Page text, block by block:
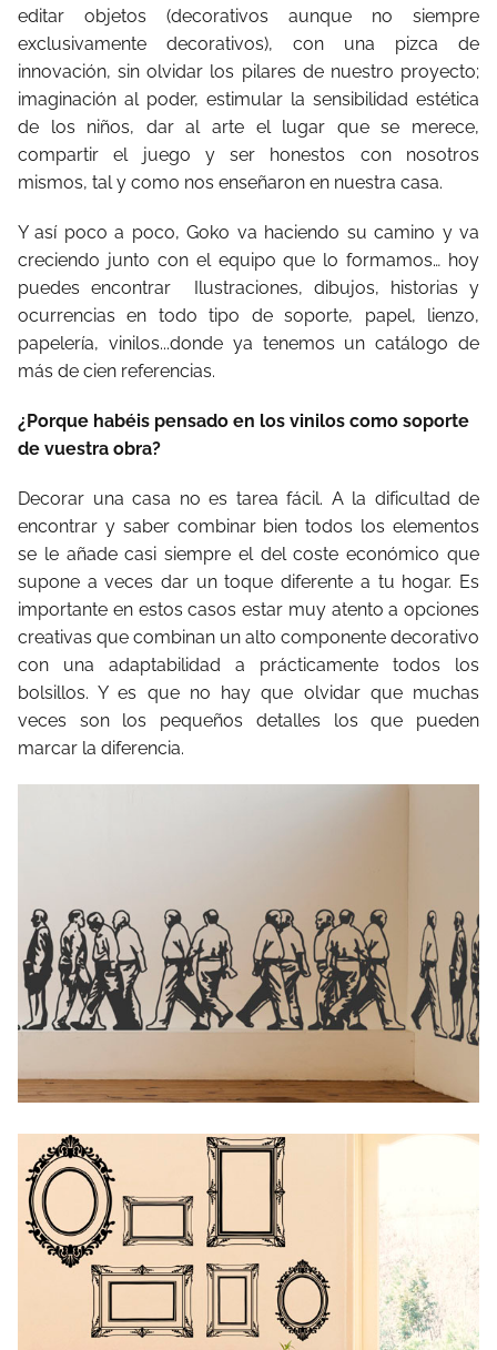
editar objetos (decorativos aunque no siempre
exclusivamente decorativos), con una pizca de
innovación, sin olvidar los pilares de nuestro proyecto;
imaginación al poder, estimular la sensibilidad estética
de los niños, dar al arte el lugar que se merece,
compartir el juego y ser honestos con nosotros
mismos, tal y como nos enseñaron en nuestra casa.
Y así poco a poco, Goko va haciendo su camino y va
creciendo junto con el equipo que lo formamos… hoy
puedes encontrar Ilustraciones, dibujos, historias y
ocurrencias en todo tipo de soporte, papel, lienzo,
papelería, vinilos...donde ya tenemos un catálogo de
más de cien referencias.
¿Porque habéis pensado en los vinilos como soporte
de vuestra obra?
Decorar una casa no es tarea fácil. A la dificultad de
encontrar y saber combinar bien todos los elementos
se le añade casi siempre el del coste económico que
supone a veces dar un toque diferente a tu hogar. Es
importante en estos casos estar muy atento a opciones
creativas que combinan un alto componente decorativo
con una adaptabilidad a prácticamente todos los
bolsillos. Y es que no hay que olvidar que muchas
veces son los pequeños detalles los que pueden
marcar la diferencia.